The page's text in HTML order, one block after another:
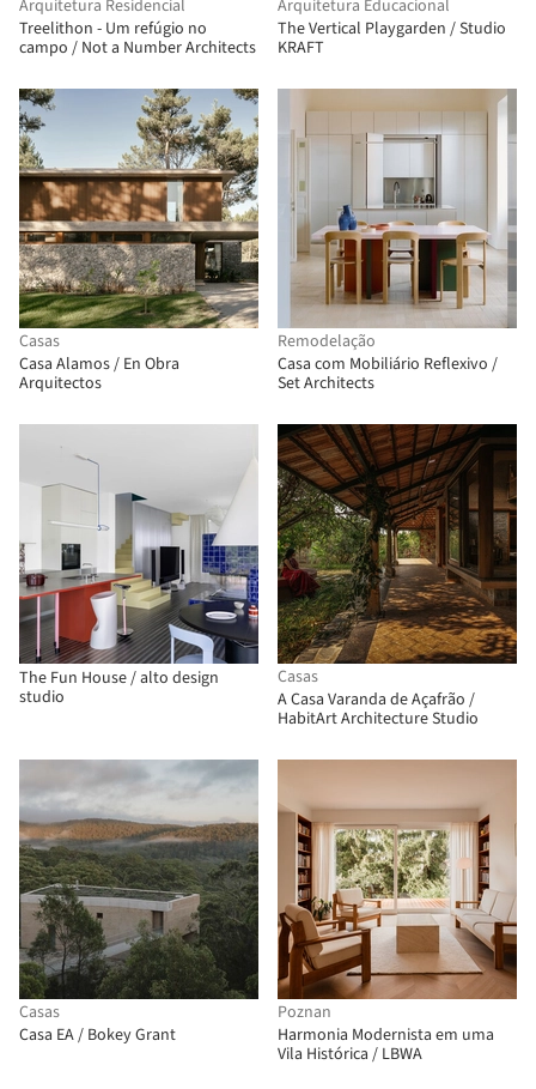
Arquitetura Residencial
Treelithon - Um refúgio no
campo / Not a Number Architects
Arquitetura Educacional
The Vertical Playgarden / Studio
KRAFT
Casas
Casa Alamos / En Obra
Arquitectos
Remodelação
Casa com Mobiliário Reflexivo /
Set Architects
The Fun House / alto design
studio
Casas
A Casa Varanda de Açafrão /
HabitArt Architecture Studio
Casas
Casa EA / Bokey Grant
Poznan
Harmonia Modernista em uma
Vila Histórica / LBWA